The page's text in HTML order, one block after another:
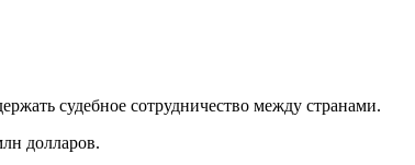
судебное сотрудничество между странами.
долларов.